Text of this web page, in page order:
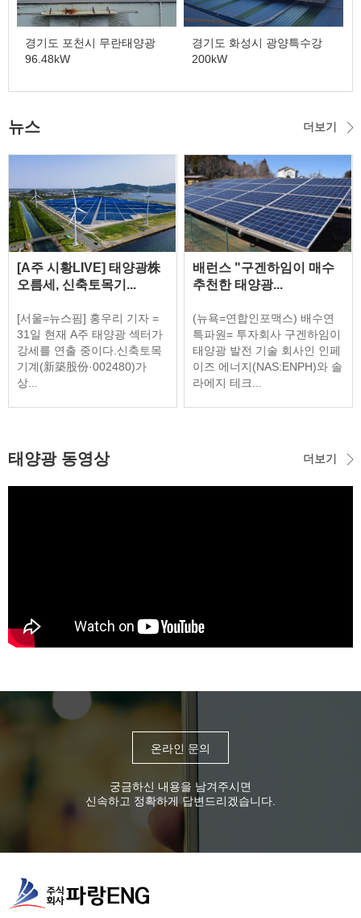
경기도 포천시 무란태양광
96.48kW
경기도 화성시 광양특수강
200kW
뉴스 더보기
[A주 시황LIVE] 태양광株
오름세, 신축토목기...
[서울=뉴스핌] 홍우리 기자 =
31일 현재 A주 태양광 섹터가
강세를 연출 중이다.신축토목
기계(新築股份·002480)가
상...
배런스 "구겐하임이 매수
추천한 태양광...
(뉴욕=연합인포맥스) 배수연
특파원= 투자회사 구겐하임이
태양광 발전 기술 회사인 인페
이즈 에너지(NAS:ENPH)와 솔
라에지 테크...
태양광 동영상 더보기
온라인 문의
궁금하신 내용을 남겨주시면
신속하고 정확하게 답변드리겠습니다.